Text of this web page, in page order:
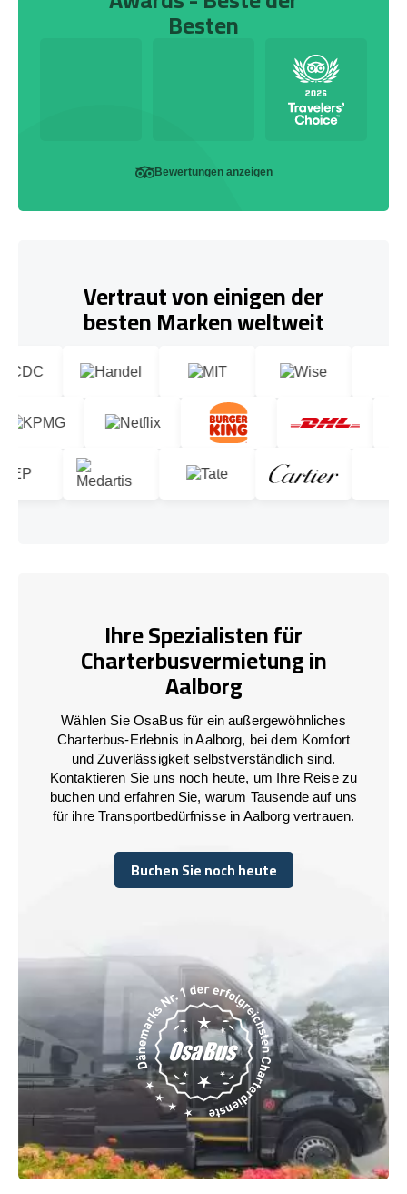
Besten
Bewertungen anzeigen
Vertraut von einigen der
besten Marken weltweit
Ihre Spezialisten für
Charterbusvermietung in
Aalborg
Wählen Sie OsaBus für ein außergewöhnliches
Charterbus-Erlebnis in Aalborg, bei dem Komfort
und Zuverlässigkeit selbstverständlich sind.
Kontaktieren Sie uns noch heute, um Ihre Reise zu
buchen und erfahren Sie, warum Tausende auf uns
für ihre Transportbedürfnisse in Aalborg vertrauen.
Buchen Sie noch heute
Buchen Sie noch heute